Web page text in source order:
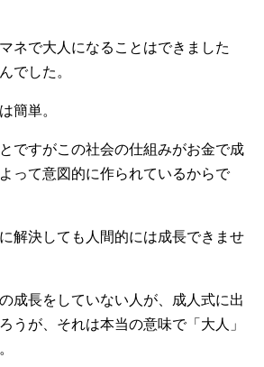
ネで大人になることはできました
でした。
簡単。
ですがこの社会の仕組みがお金で成
って意図的に作られているからで
解決しても人間的には成長できませ
成長をしていない人が、成人式に出
うが、それは本当の意味で「大人」